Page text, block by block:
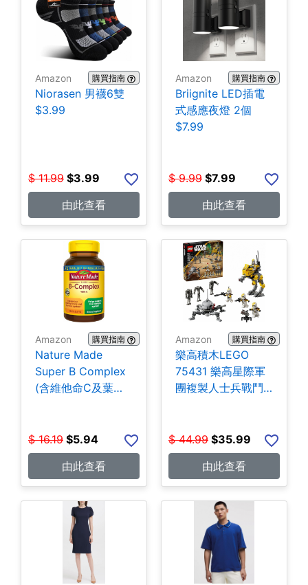
Amazon 購買指南
Niorasen 男襪6雙
$3.99
$ 11.99 $3.99
由此查看
Amazon 購買指南
Briignite LED插電
式感應夜燈 2個
$7.99
$ 9.99 $7.99
由此查看
Amazon 購買指南
Nature Made
Super B Complex
(含維他命C及葉酸)
$ 16.19 $5.94
由此查看
Amazon 購買指南
樂高積木LEGO
75431 樂高星際軍
團複製人士兵戰鬥
$ 44.99 $35.99
由此查看